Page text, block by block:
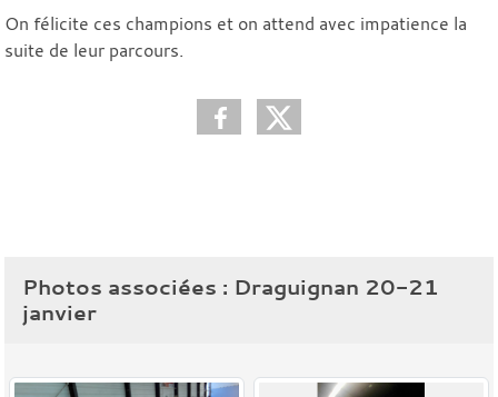
On félicite ces champions et on attend avec impatience la
suite de leur parcours.
Photos associées : Draguignan 20-21
janvier